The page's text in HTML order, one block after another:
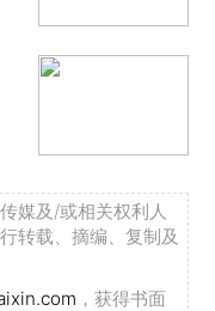
媒及/或相关权利人
转载、摘编、复制及
，获得书面